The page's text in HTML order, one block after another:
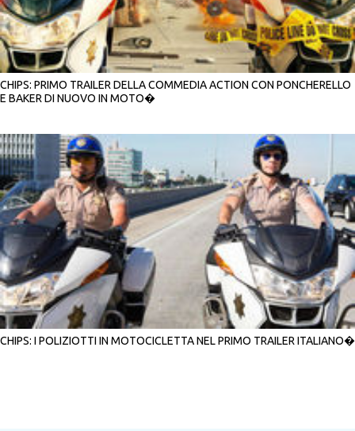
CHIPS: PRIMO TRAILER DELLA COMMEDIA ACTION CON PONCHERELLO
E BAKER DI NUOVO IN MOTO�
CHIPS: I POLIZIOTTI IN MOTOCICLETTA NEL PRIMO TRAILER ITALIANO�